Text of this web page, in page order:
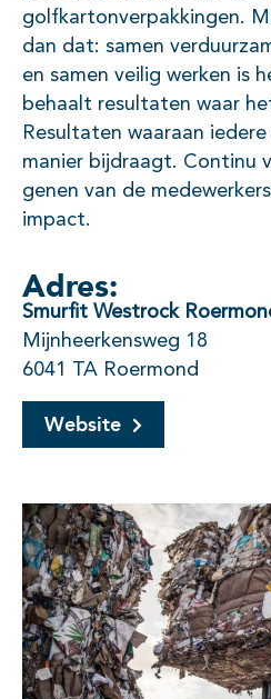
golfkartonverpakkingen.
dan dat: samen
en samen veilig werken is
behaalt resultaten waar
Resultaten waaraan
manier bijdraagt. Continu
genen van de
impact.
Adres:
Smurfit Westrock
Mijnheerkensweg 18
6041 TA Roermond
Website